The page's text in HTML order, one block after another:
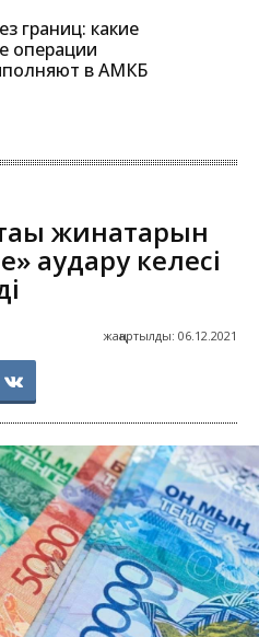
границ: какие
операции
в АМКБ